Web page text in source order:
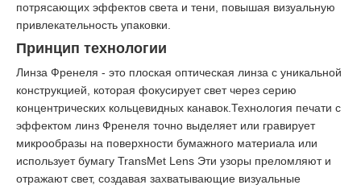
потрясающих эффектов света и тени, повышая визуальную
привлекательность упаковки.
Принцип технологии
Линза Френеля - это плоская оптическая линза с уникальной
конструкцией, которая фокусирует свет через серию
концентрических кольцевидных канавок.Технология печати с
эффектом линз Френеля точно выделяет или гравирует
микрообразы на поверхности бумажного материала или
использует бумагу TransMet Lens Эти узоры преломляют и
отражают свет, создавая захватывающие визуальные